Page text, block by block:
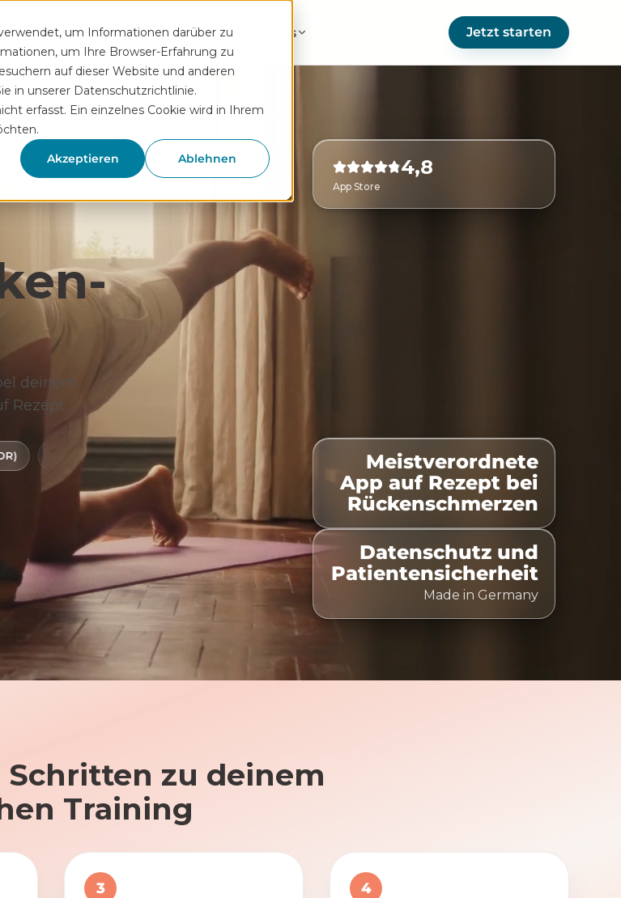
um Informationen darüber zu
um Ihre Browser-Erfahrung zu
auf dieser Website und anderen
in unserer Datenschutzrichtlinie.
erfasst. Ein einzelnes Cookie wird in Ihrem
Akzeptieren Ablehnen
Rezeptservice Wissen Hilfe Über uns Jetzt starten
4,8
App Store
Meistverordnete
App auf Rezept bei
Rückenschmerzen
Datenschutz und
Patientensicherheit
Made in Germany
deinem
Rezept.
(DiGA) 100% Kostenübernahme Zeitlich flexibel
zu deinem
Training
3 4